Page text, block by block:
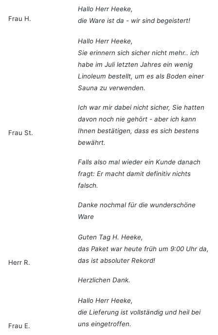
Frau H.
Hallo Herr Heeke,
die Ware ist da - wir sind begeistert!
Frau St.
Hallo Herr Heeke,
Sie erinnern sich sicher nicht mehr.. ich
habe im Juli letzten Jahres ein wenig
Linoleum bestellt, um es als Boden einer
Sauna zu verwenden.
Ich war mir dabei nicht sicher, Sie hatten
davon noch nie gehört - aber ich kann
Ihnen bestätigen, dass es sich bestens
bewährt.
Falls also mal wieder ein Kunde danach
fragt: Er macht damit definitiv nichts
falsch.
Danke nochmal für die wunderschöne
Ware
Herr R.
Guten Tag H. Heeke,
das Paket war heute früh um 9:00 Uhr da,
das ist absoluter Rekord!
Herzlichen Dank.
Frau E.
Hallo Herr Heeke,
die Lieferung ist vollständig und heil bei
uns eingetroffen.